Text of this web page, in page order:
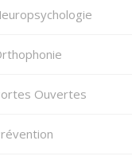
Ouvertes